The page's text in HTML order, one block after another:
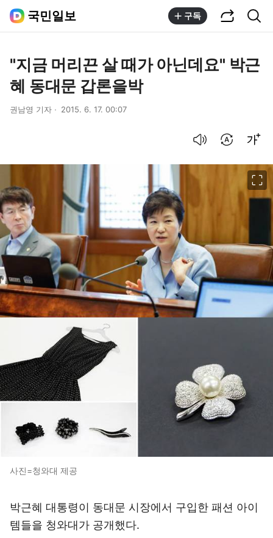
국민일보 구독
"지금 머리끈 살 때가 아닌데요" 박근
혜 동대문 갑론을박
권남영 기자 2015. 6. 17. 00:07
사진=청와대 제공
박근혜 대통령이 동대문 시장에서 구입한 패션 아이
템들을 청와대가 공개했다.